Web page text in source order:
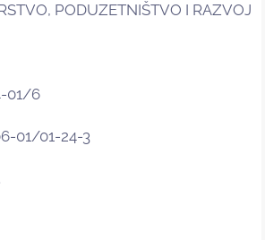
PODUZETNIŠTVO I RAZVOJ
01/6
01/01-24-3